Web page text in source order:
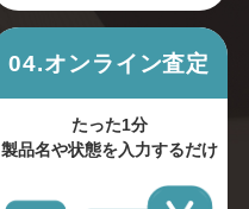
04.オンライン査定
たった1分
製品名や状態を入力するだけ